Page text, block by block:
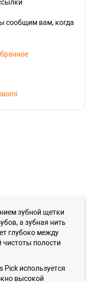
сообщим вам, когда
зубной щетки
а зубная нить
глубоко между
чистоты полости
Pick используется
высокой